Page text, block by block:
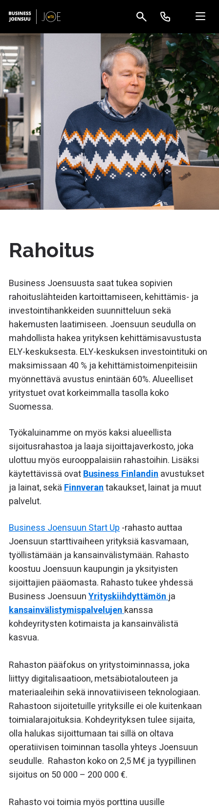
Rahoitus
Business Joensuusta saat tukea sopivien
rahoituslähteiden kartoittamiseen, kehittämis- ja
investointihankkeiden suunnitteluun sekä
hakemusten laatimiseen. Joensuun seudulla on
mahdollista hakea yrityksen kehittämisavustusta
ELY-keskuksesta. ELY-keskuksen investointituki on
maksimissaan 40 % ja kehittämistoimenpiteisiin
myönnettävä avustus enintään 60%. Alueelliset
yritystuet ovat korkeimmalla tasolla koko
Suomessa.
Työkaluinamme on myös kaksi alueellista
sijoitusrahastoa ja laaja sijoittajaverkosto, joka
ulottuu myös eurooppalaisiin rahastoihin. Lisäksi
käytettävissä ovat Business Finlandin avustukset
ja lainat, sekä Finnveran takaukset, lainat ja muut
palvelut.
Business Joensuun Start Up -rahasto auttaa
Joensuun starttivaiheen yrityksiä kasvamaan,
työllistämään ja kansainvälistymään. Rahasto
koostuu Joensuun kaupungin ja yksityisten
sijoittajien pääomasta. Rahasto tukee yhdessä
Business JoensuunYrityskiihdyttämön ja
kansainvälistymispalvelujen kanssa
kohdeyritysten kotimaista ja kansainvälistä
kasvua.
Rahaston pääfokus on yritystoiminnassa, joka
liittyy digitalisaatioon, metsäbiotalouteen ja
materiaaleihin sekä innovatiiviseen teknologiaan.
Rahastoon sijoitetuille yrityksille ei ole kuitenkaan
toimialarajoituksia. Kohdeyrityksen tulee sijaita,
olla halukas sijoittumaan tai sillä on oltava
operatiivisen toiminnan tasolla yhteys Joensuun
seudulle. Rahaston koko on 2,5 M€ ja tyypillinen
sijoitus on 50 000 – 200 000 €.
Rahasto voi toimia myös porttina uusille